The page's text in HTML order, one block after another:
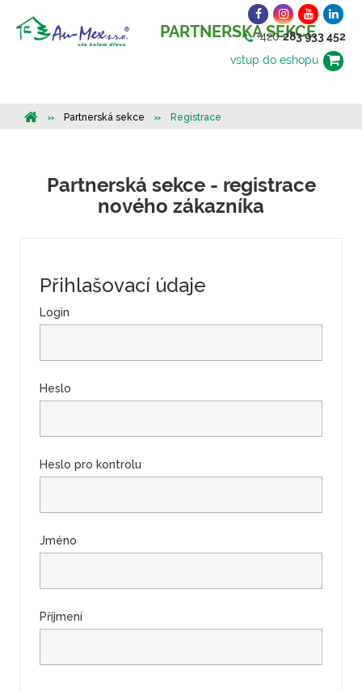
PARTNERSKÁ SEKCE
+420283 933 452
vstup do eshopu
Partnerská sekce Registrace
Partnerská sekce - registrace
nového zákazníka
Přihlašovací údaje
Login
Heslo
Heslo pro kontrolu
Jméno
Příjmení